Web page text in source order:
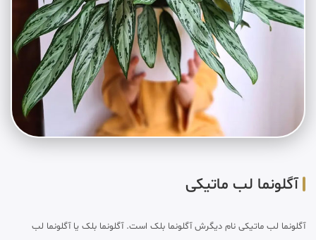
آگلونما لب ماتیکی
آگلونما لب ماتیکی نام دیگرش آگلونما بلک است. آگلونما بلک یا آگلونما لب